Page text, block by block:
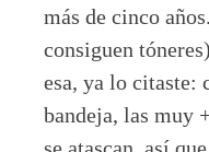
más de cinco
consiguen
esa, ya lo citaste:
bandeja, las